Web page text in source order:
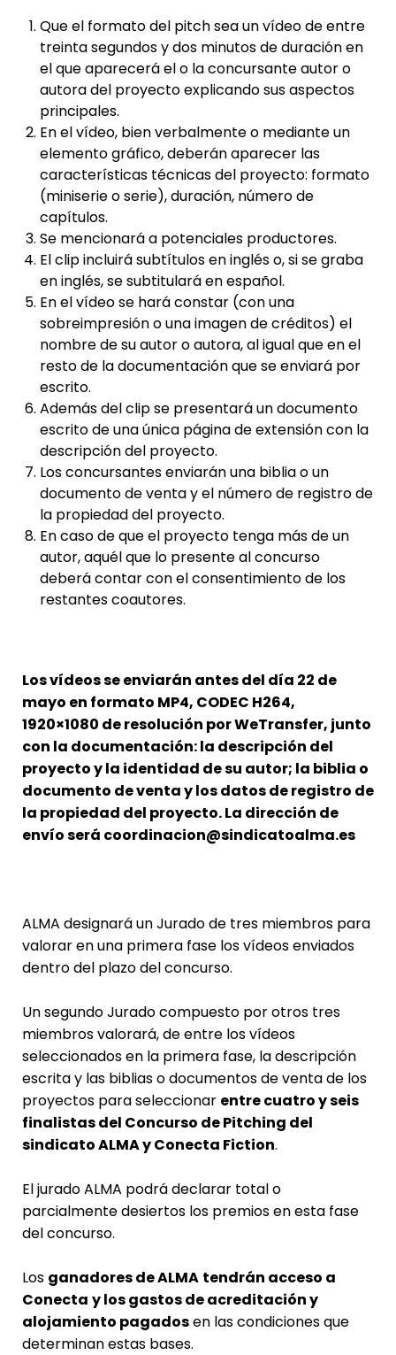
Que el formato del pitch sea un vídeo de entre
treinta segundos y dos minutos de duración en
el que aparecerá el o la concursante autor o
autora del proyecto explicando sus aspectos
principales.
En el vídeo, bien verbalmente o mediante un
elemento gráfico, deberán aparecer las
características técnicas del proyecto: formato
(miniserie o serie), duración, número de
capítulos.
Se mencionará a potenciales productores.
El clip incluirá subtítulos en inglés o, si se graba
en inglés, se subtitulará en español.
En el vídeo se hará constar (con una
sobreimpresión o una imagen de créditos) el
nombre de su autor o autora, al igual que en el
resto de la documentación que se enviará por
escrito.
Además del clip se presentará un documento
escrito de una única página de extensión con la
descripción del proyecto.
Los concursantes enviarán una biblia o un
documento de venta y el número de registro de
la propiedad del proyecto.
En caso de que el proyecto tenga más de un
autor, aquél que lo presente al concurso
deberá contar con el consentimiento de los
restantes coautores.
Los vídeos se enviarán antes del día 22 de
mayo en formato MP4, CODEC H264,
1920×1080 de resolución por WeTransfer, junto
con la documentación: la descripción del
proyecto y la identidad de su autor; la biblia o
documento de venta y los datos de registro de
la propiedad del proyecto. La dirección de
envío será coordinacion@sindicatoalma.es
ALMA designará un Jurado de tres miembros para
valorar en una primera fase los vídeos enviados
dentro del plazo del concurso.
Un segundo Jurado compuesto por otros tres
miembros valorará, de entre los vídeos
seleccionados en la primera fase, la descripción
escrita y las biblias o documentos de venta de los
proyectos para seleccionar entre cuatro y seis
finalistas del Concurso de Pitching del
sindicato ALMA y Conecta Fiction.
El jurado ALMA podrá declarar total o
parcialmente desiertos los premios en esta fase
del concurso.
Los ganadores de ALMA tendrán acceso a
Conecta y los gastos de acreditación y
alojamiento pagadosen las condiciones que
determinan estas bases.